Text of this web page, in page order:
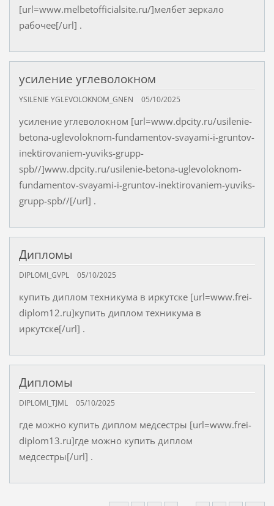
[url=www.melbetofficialsite.ru/]мелбет зеркало
рабочее[/url] .
усиление углеволокном
YSILENIE YGLEVOLOKNOM_GNEN 05/10/2025
усиление углеволокном [url=www.dpcity.ru/usilenie-
betona-uglevoloknom-fundamentov-svayami-i-gruntov-
inektirovaniem-yuviks-grupp-
spb//]www.dpcity.ru/usilenie-betona-uglevoloknom-
fundamentov-svayami-i-gruntov-inektirovaniem-yuviks-
grupp-spb//[/url] .
Дипломы
DIPLOMI_GVPL 05/10/2025
купить диплом техникума в иркутске [url=www.frei-
diplom12.ru]купить диплом техникума в
иркутске[/url] .
Дипломы
DIPLOMI_TJML 05/10/2025
где можно купить диплом медсестры [url=www.frei-
diplom13.ru]где можно купить диплом
медсестры[/url] .